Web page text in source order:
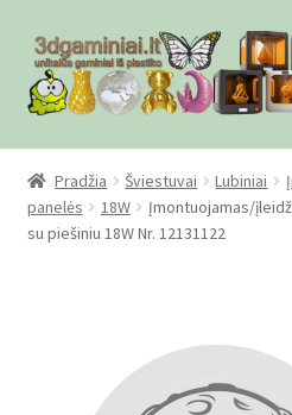
Pereiti
prie
meniu
Pereiti
prie
turinio
Pradžia
Checkout
Mūsų partneriai
Pradžia Šviestuvai Lubiniai
panelės
18W
Įmontuojamas/
su piešiniu 18W Nr. 12131122